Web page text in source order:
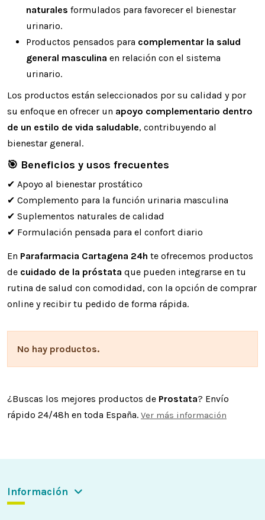
naturales formulados para favorecer el bienestar
urinario.
Productos pensados para complementar la salud
general masculina en relación con el sistema
urinario.
Los productos están seleccionados por su calidad y por
su enfoque en ofrecer un apoyo complementario dentro
de un estilo de vida saludable, contribuyendo al
bienestar general.
🎯 Beneficios y usos frecuentes
✔ Apoyo al bienestar prostático
✔ Complemento para la función urinaria masculina
✔ Suplementos naturales de calidad
✔ Formulación pensada para el confort diario
En Parafarmacia Cartagena 24h te ofrecemos productos
de cuidado de la próstata que pueden integrarse en tu
rutina de salud con comodidad, con la opción de comprar
online y recibir tu pedido de forma rápida.
No hay productos.
¿Buscas los mejores productos de Prostata? Envío
rápido 24/48h en toda España. Ver más información
Información